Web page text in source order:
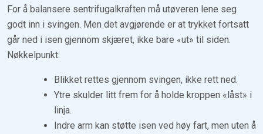
For å balansere sentrifugalkraften må utøveren lene seg
godt inn i svingen. Men det avgjørende er at trykket fortsatt
går ned i isen gjennom skjæret, ikke bare «ut» til siden.
Nøkkelpunkt:
Blikket rettes gjennom svingen, ikke rett ned.
Ytre skulder litt frem for å holde kroppen «låst» i
linja.
Indre arm kan støtte isen ved høy fart, men uten å